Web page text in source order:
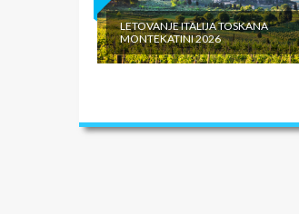
LETOVANJE ITALIJA TOSKANA
MONTEKATINI 2026